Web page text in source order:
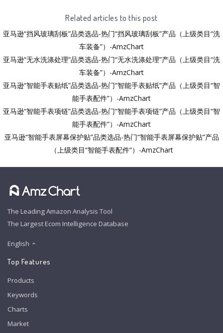
Related articles to this post
亚马逊“挡风玻璃刮板”品类选品-热门“挡风玻璃刮板”产品（上级类目“洗
车装备”）-AmzChart
亚马逊“无水洗涤处理”品类选品-热门“无水洗涤处理”产品（上级类目“洗
车装备”）-AmzChart
亚马逊“智能手表贴纸”品类选品-热门“智能手表贴纸”产品（上级类目“智
能手表配件”）-AmzChart
亚马逊“智能手表项链”品类选品-热门“智能手表项链”产品（上级类目“智
能手表配件”）-AmzChart
亚马逊“智能手表屏幕保护贴”品类选品-热门“智能手表屏幕保护贴”产品
（上级类目“智能手表配件”）-AmzChart
The Leading Amazon Analysis Tool
The Largest Ecom Intelligence Database
English
Top Features
Products
Keywords
Charts
Market